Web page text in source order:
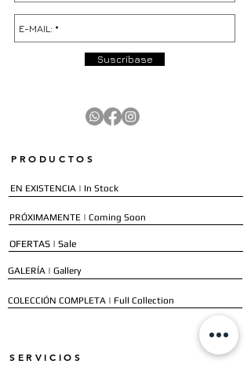
Suscríbase
PRODUCTOS
EN EXISTENCIA | In Stock
PRÓXIMAMENTE | Coming Soon
OFERTAS | Sale
GALERÍA | Gallery
COLECCIÓN COMPLETA | Full Collection
SERVICIOS